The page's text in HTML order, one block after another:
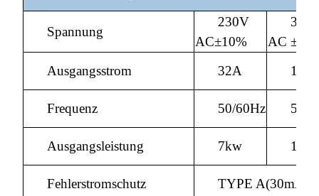
Spannung
230V
AC±10%
AC
Ausgangsstrom
32A 16A
Frequenz 50/60Hz 50/
Ausgangsleistung 7kw
Fehlerstromschutz TYPE A(30mA